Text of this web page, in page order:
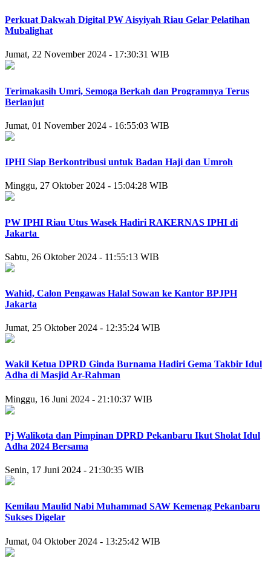
Perkuat Dakwah Digital PW Aisyiyah Riau Gelar Pelatihan
Mubalighat
Jumat, 22 November 2024 - 17:30:31 WIB
Terimakasih Umri, Semoga Berkah dan Programnya Terus
Berlanjut
Jumat, 01 November 2024 - 16:55:03 WIB
IPHI Siap Berkontribusi untuk Badan Haji dan Umroh
Minggu, 27 Oktober 2024 - 15:04:28 WIB
PW IPHI Riau Utus Wasek Hadiri RAKERNAS IPHI di
Jakarta
Sabtu, 26 Oktober 2024 - 11:55:13 WIB
Wahid, Calon Pengawas Halal Sowan ke Kantor BPJPH
Jakarta
Jumat, 25 Oktober 2024 - 12:35:24 WIB
Wakil Ketua DPRD ⁠Ginda Burnama Hadiri Gema Takbir Idul
Adha di Masjid Ar-Rahman
Minggu, 16 Juni 2024 - 21:10:37 WIB
Pj Walikota dan ⁠Pimpinan DPRD Pekanbaru Ikut Sholat Idul
Adha 2024 Bersama
Senin, 17 Juni 2024 - 21:30:35 WIB
Kemilau Maulid Nabi Muhammad SAW Kemenag Pekanbaru
Sukses Digelar
Jumat, 04 Oktober 2024 - 13:25:42 WIB